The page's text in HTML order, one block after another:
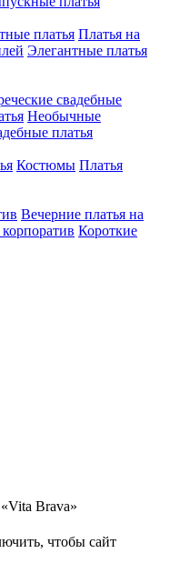
платья Платья на
Элегантные платья
свадебные
Необычные
платья
Костюмы Платья
Вечерние платья на
Короткие
Brava»
чтобы сайт